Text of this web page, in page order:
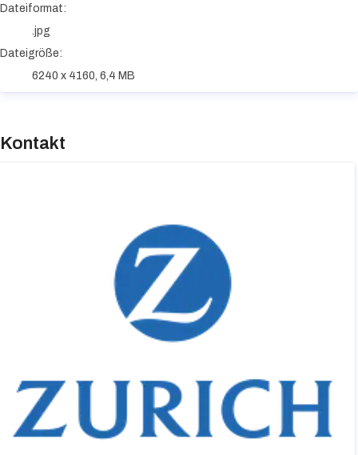
Dateiformat:
.jpg
Dateigröße:
6240 x 4160, 6,4 MB
Kontakt